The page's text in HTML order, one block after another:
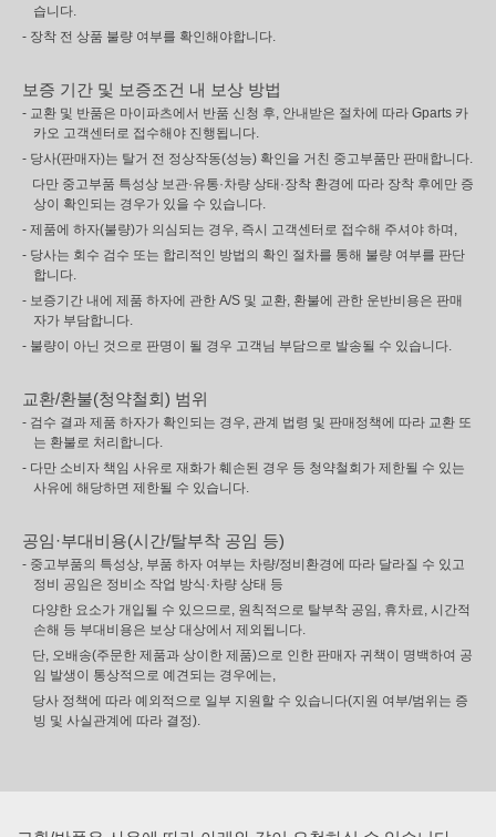
습니다.
- 장착 전 상품 불량 여부를 확인해야합니다.
보증 기간 및 보증조건 내 보상 방법
- 교환 및 반품은 마이파츠에서 반품 신청 후, 안내받은 절차에 따라 Gparts 카
카오 고객센터로 접수해야 진행됩니다.
- 당사(판매자)는 탈거 전 정상작동(성능) 확인을 거친 중고부품만 판매합니다.
다만 중고부품 특성상 보관·유통·차량 상태·장착 환경에 따라 장착 후에만 증
상이 확인되는 경우가 있을 수 있습니다.
- 제품에 하자(불량)가 의심되는 경우, 즉시 고객센터로 접수해 주셔야 하며,
- 당사는 회수 검수 또는 합리적인 방법의 확인 절차를 통해 불량 여부를 판단
합니다.
- 보증기간 내에 제품 하자에 관한 A/S 및 교환, 환불에 관한 운반비용은 판매
자가 부담합니다.
- 불량이 아닌 것으로 판명이 될 경우 고객님 부담으로 발송될 수 있습니다.
교환/환불(청약철회) 범위
- 검수 결과 제품 하자가 확인되는 경우, 관계 법령 및 판매정책에 따라 교환 또
는 환불로 처리합니다.
- 다만 소비자 책임 사유로 재화가 훼손된 경우 등 청약철회가 제한될 수 있는
사유에 해당하면 제한될 수 있습니다.
공임·부대비용(시간/탈부착 공임 등)
- 중고부품의 특성상, 부품 하자 여부는 차량/정비환경에 따라 달라질 수 있고
정비 공임은 정비소 작업 방식·차량 상태 등
다양한 요소가 개입될 수 있으므로, 원칙적으로 탈부착 공임, 휴차료, 시간적
손해 등 부대비용은 보상 대상에서 제외됩니다.
단, 오배송(주문한 제품과 상이한 제품)으로 인한 판매자 귀책이 명백하여 공
임 발생이 통상적으로 예견되는 경우에는,
당사 정책에 따라 예외적으로 일부 지원할 수 있습니다(지원 여부/범위는 증
빙 및 사실관계에 따라 결정).